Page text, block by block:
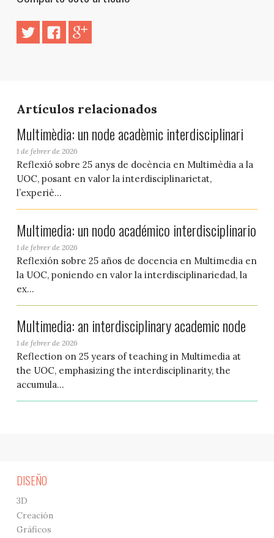
Artículos relacionados
Multimèdia: un node acadèmic interdisciplinari
1 de febrer de 2026
Reflexió sobre 25 anys de docència en Multimèdia a la
UOC, posant en valor la interdisciplinarietat,
l’experiè...
Multimedia: un nodo académico interdisciplinario
1 de febrer de 2026
Reflexión sobre 25 años de docencia en Multimedia en
la UOC, poniendo en valor la interdisciplinariedad, la
ex...
Multimedia: an interdisciplinary academic node
1 de febrer de 2026
Reflection on 25 years of teaching in Multimedia at
the UOC, emphasizing the interdisciplinarity, the
accumula...
DISEÑO
3D
Creación
Gráficos